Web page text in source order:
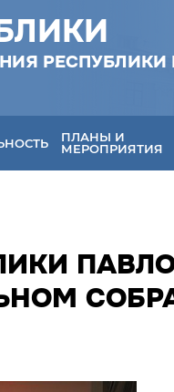
РЕСПУБЛИКИ
ПЛАНЫ И
МЕРОПРИЯТИЯ